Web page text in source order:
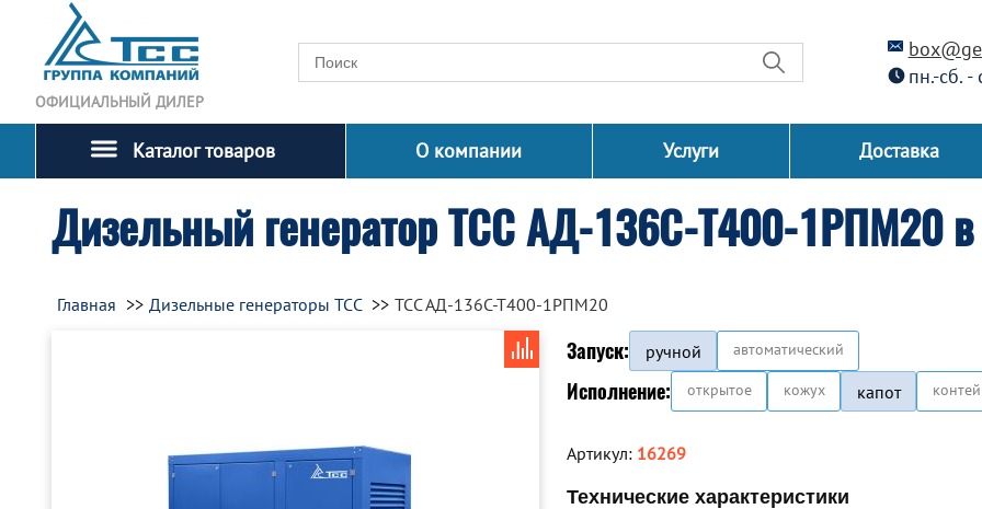
ОФИЦИАЛЬНЫЙ ДИЛЕР
пн.-сб.
Каталог товаров О компании Услуги Доставка
Дизельный генератор ТСС АД-136С-Т400-1РПМ20 в
Главная Дизельные генераторы ТСС ТСС АД-136С-Т400-1РПМ20
Запуск: ручной автоматический
Исполнение: открытое кожух капот
Артикул: 16269
Технические характеристики